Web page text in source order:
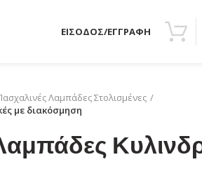
ΕΙΣΟΔΟΣ/ΕΓΓΡΑΦΗ
Λαμπάδες Στολισμένες
με διακόσμηση